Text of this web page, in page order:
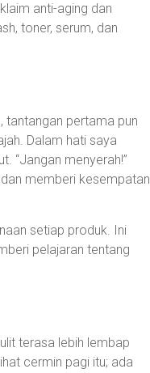
anti-aging dan
toner, serum, dan
tantangan pertama pun
Dalam hati saya
“Jangan menyerah!”
memberi kesempatan
setiap produk. Ini
pelajaran tentang
terasa lebih lembap
cermin pagi itu; ada